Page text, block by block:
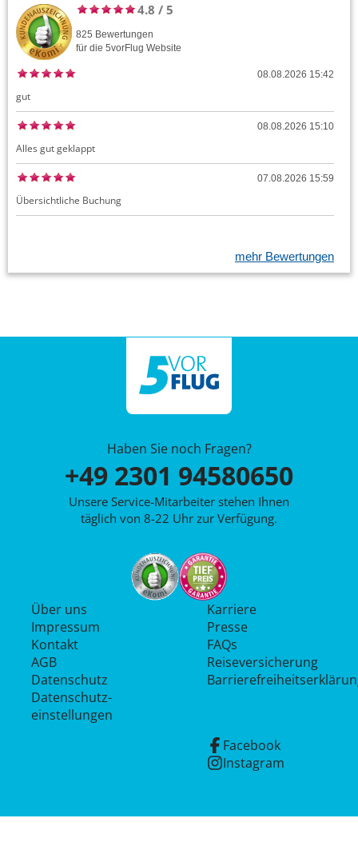
4.8 / 5
825 Bewertungen
für die 5vorFlug Website
08.08.2026 15:42
gut
08.08.2026 15:10
Alles gut geklappt
07.08.2026 15:59
Übersichtliche Buchung
mehr Bewertungen
Haben Sie noch Fragen?
+49 2301 94580650
Unsere Service-Mitarbeiter stehen Ihnen
täglich von 8-22 Uhr zur Verfügung.
Über uns
Impressum
Kontakt
AGB
Datenschutz
Datenschutz­
einstellungen
Karriere
Presse
FAQs
Reiseversicherung
Facebook
Instagram